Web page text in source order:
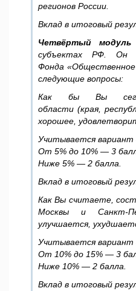
регионов России.
Вклад в итоговый
Четвёртый модуль
субъектах РФ. Он
Фонда «Общественное
следующие вопросы:
Как бы Вы
области (края,
хорошее,
Учитывается
От 5% до 10% — 3
Ниже 5% — 2 балла
Вклад в итоговый
Как Вы считаете,
Москвы и Санкт-
улучшается,
Учитывается
От 10% до 15% — 3
Ниже 10% — 2 балла
Вклад в итоговый